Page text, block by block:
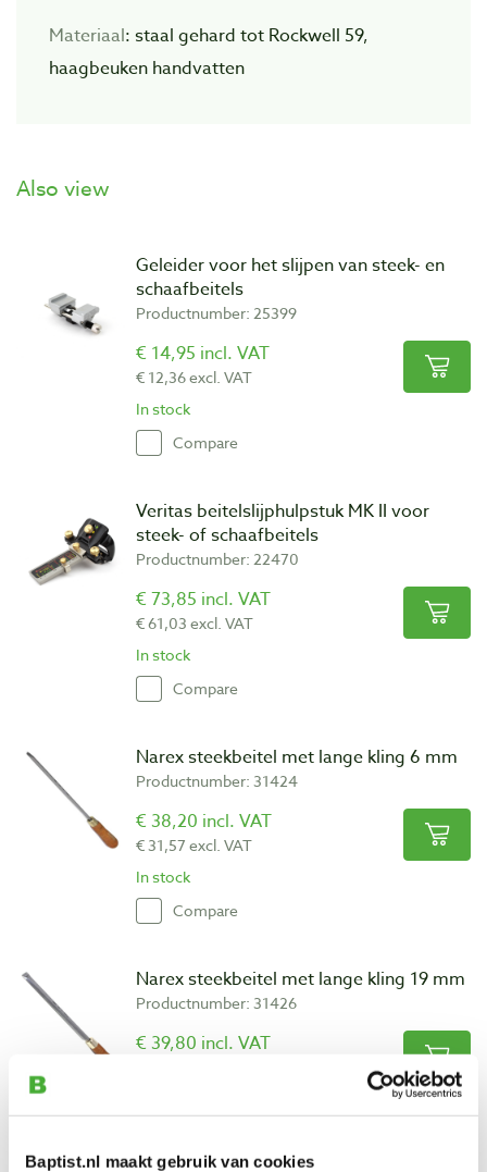
Baptist.nl maakt gebruik van cookies
Materiaal: staal gehard tot Rockwell 59,
haagbeuken handvatten
Also view
Geleider voor het slijpen van steek- en
schaafbeitels
Productnumber: 25399
€ 14,95 incl. VAT
€ 12,36 excl. VAT
In stock
Compare
Veritas beitelslijphulpstuk MK II voor
steek- of schaafbeitels
Productnumber: 22470
€ 73,85 incl. VAT
€ 61,03 excl. VAT
In stock
Compare
Narex steekbeitel met lange kling 6 mm
Productnumber: 31424
€ 38,20 incl. VAT
€ 31,57 excl. VAT
In stock
Compare
Narex steekbeitel met lange kling 19 mm
Productnumber: 31426
€ 39,80 incl. VAT